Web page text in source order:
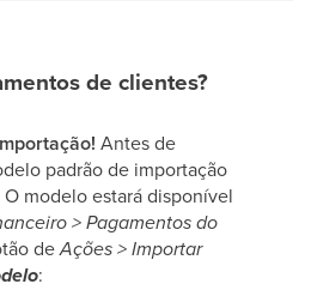
de clientes?
Antes de
padrão de importação
modelo estará disponível
> Pagamentos do
deAções > Importar
: